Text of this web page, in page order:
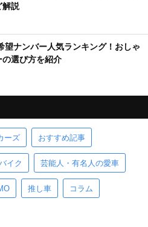
解説
望ナンバー人気ランキング！おしゃ
選び方を紹介
ーズ おすすめ記事
イク 芸能人・有名人の愛車
推し車 コラム